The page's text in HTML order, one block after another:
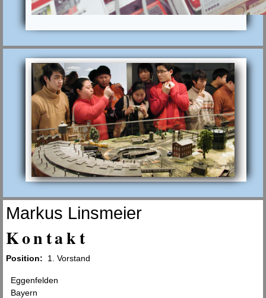
Markus Linsmeier
Kontakt
Position: 1. Vorstand
Adresse
Eggenfelden
Bayern